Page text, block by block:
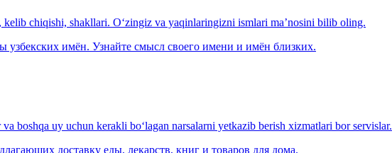
kelib chiqishi, shakllari. O‘zingiz va yaqinlaringizni ismlari ma’nosini bilib oling.
имён. Узнайте смысл своего имени и имён близких.
boshqa uy uchun kerakli bo‘lagan narsalarni yetkazib berish xizmatlari bor servislar.
доставку еды, лекарств, книг и товаров для дома.